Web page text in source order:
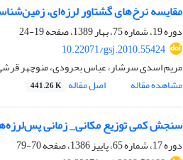
مقایسه نرخ‌های گشتاور لرزه‌ای،
دوره 19، شماره 75، بهار 1389، صفحه
19-24
10.22071/gsj.2010.55424
مریم اسدی سرشار، عباس بحرودی، منوچهر
مشاهده مقاله
اصل مقاله 441.26 K
سنجش کمی توزیع مکانی_ زمانی پس‌لرزه‌های زمین‌لرزة 1385 درب آستانه (
دوره 17، شماره 65، پاییز 1386، صفحه
70-79